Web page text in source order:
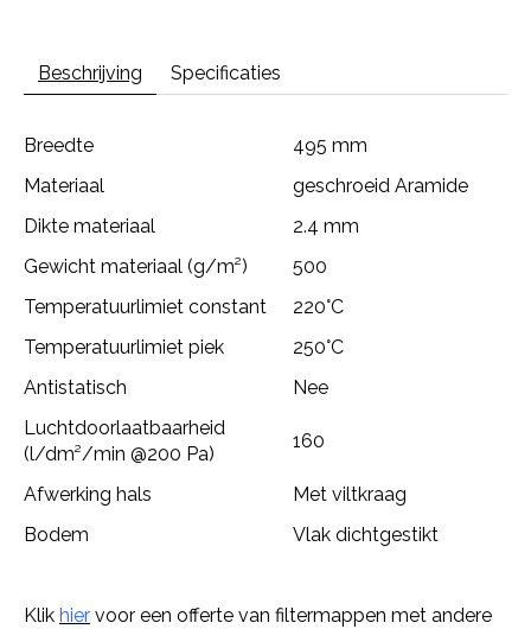
Beschrijving Specificaties
Breedte
495 mm
Materiaal
geschroeid Aramide
Dikte materiaal
2.4 mm
Gewicht materiaal (g/m²)
500
Temperatuurlimiet constant
220°C
Temperatuurlimiet piek
250°C
Antistatisch
Nee
Luchtdoorlaatbaarheid
(l/dm²/min @200 Pa)
160
Afwerking hals
Met viltkraag
Bodem
Vlak dichtgestikt
Klik hier voor een offerte van filtermappen met andere